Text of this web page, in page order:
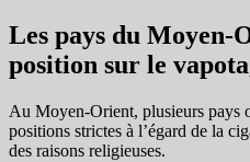
Les pays du Moyen-
position sur le
Au Moyen-Orient, plusieurs pays
positions strictes à l’égard de la
des raisons religieuses.